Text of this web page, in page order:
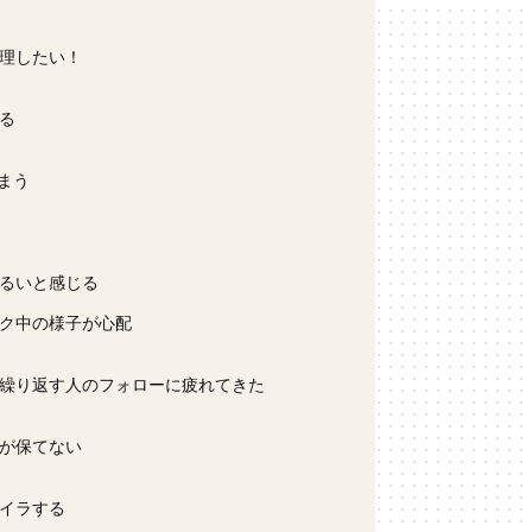
したい！
う
いと感じる
中の様子が心配
り返す人のフォローに疲れてきた
保てない
ラする